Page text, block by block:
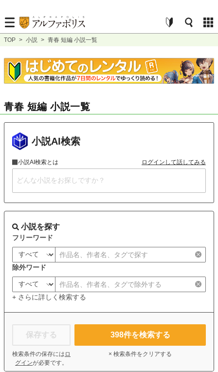
TOP > 小説 > 青春 短編 小説一覧
青春 短編 小説一覧
小説AI検索
小説AI検索とは ログインして話してみる
小説を探す
フリーワード
除外ワード
+ さらに詳しく検索する
保存する
検索条件の保存には ロ
グインが必要です。
398件を検索する
× 検索条件をクリアする